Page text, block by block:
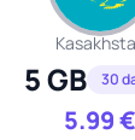
5 GB 30
5.99€